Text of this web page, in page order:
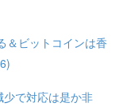
＆ビットコインは香
で対応は是か非